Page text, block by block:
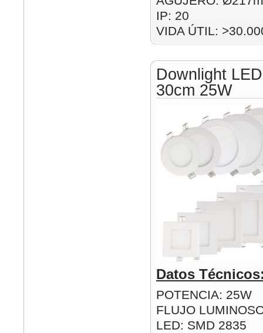
IP: 20
VIDA ÚTIL:
Downlight
30cm 25W
Datos
POTENCIA: 25W
FLUJO
LED: SMD 2835